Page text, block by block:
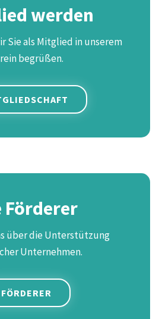
werden
Sie als Mitglied in unserem
begrüßen.
Förderer
über die Unterstützung
Unternehmen.
FÖRDERER